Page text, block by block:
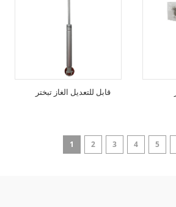
قابل للتعديل الغاز تبختر
1 2 3 4 5